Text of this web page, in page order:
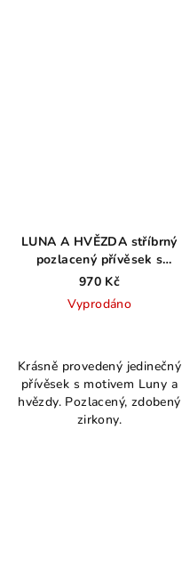
LUNA A HVĚZDA stříbrný
pozlacený přívěsek s
umělými diamanty AG 925
≤ 2,5 g
970 Kč
Vyprodáno
Krásně provedený jedinečný
přívěsek s motivem Luny a
hvězdy. Pozlacený, zdobený
zirkony.